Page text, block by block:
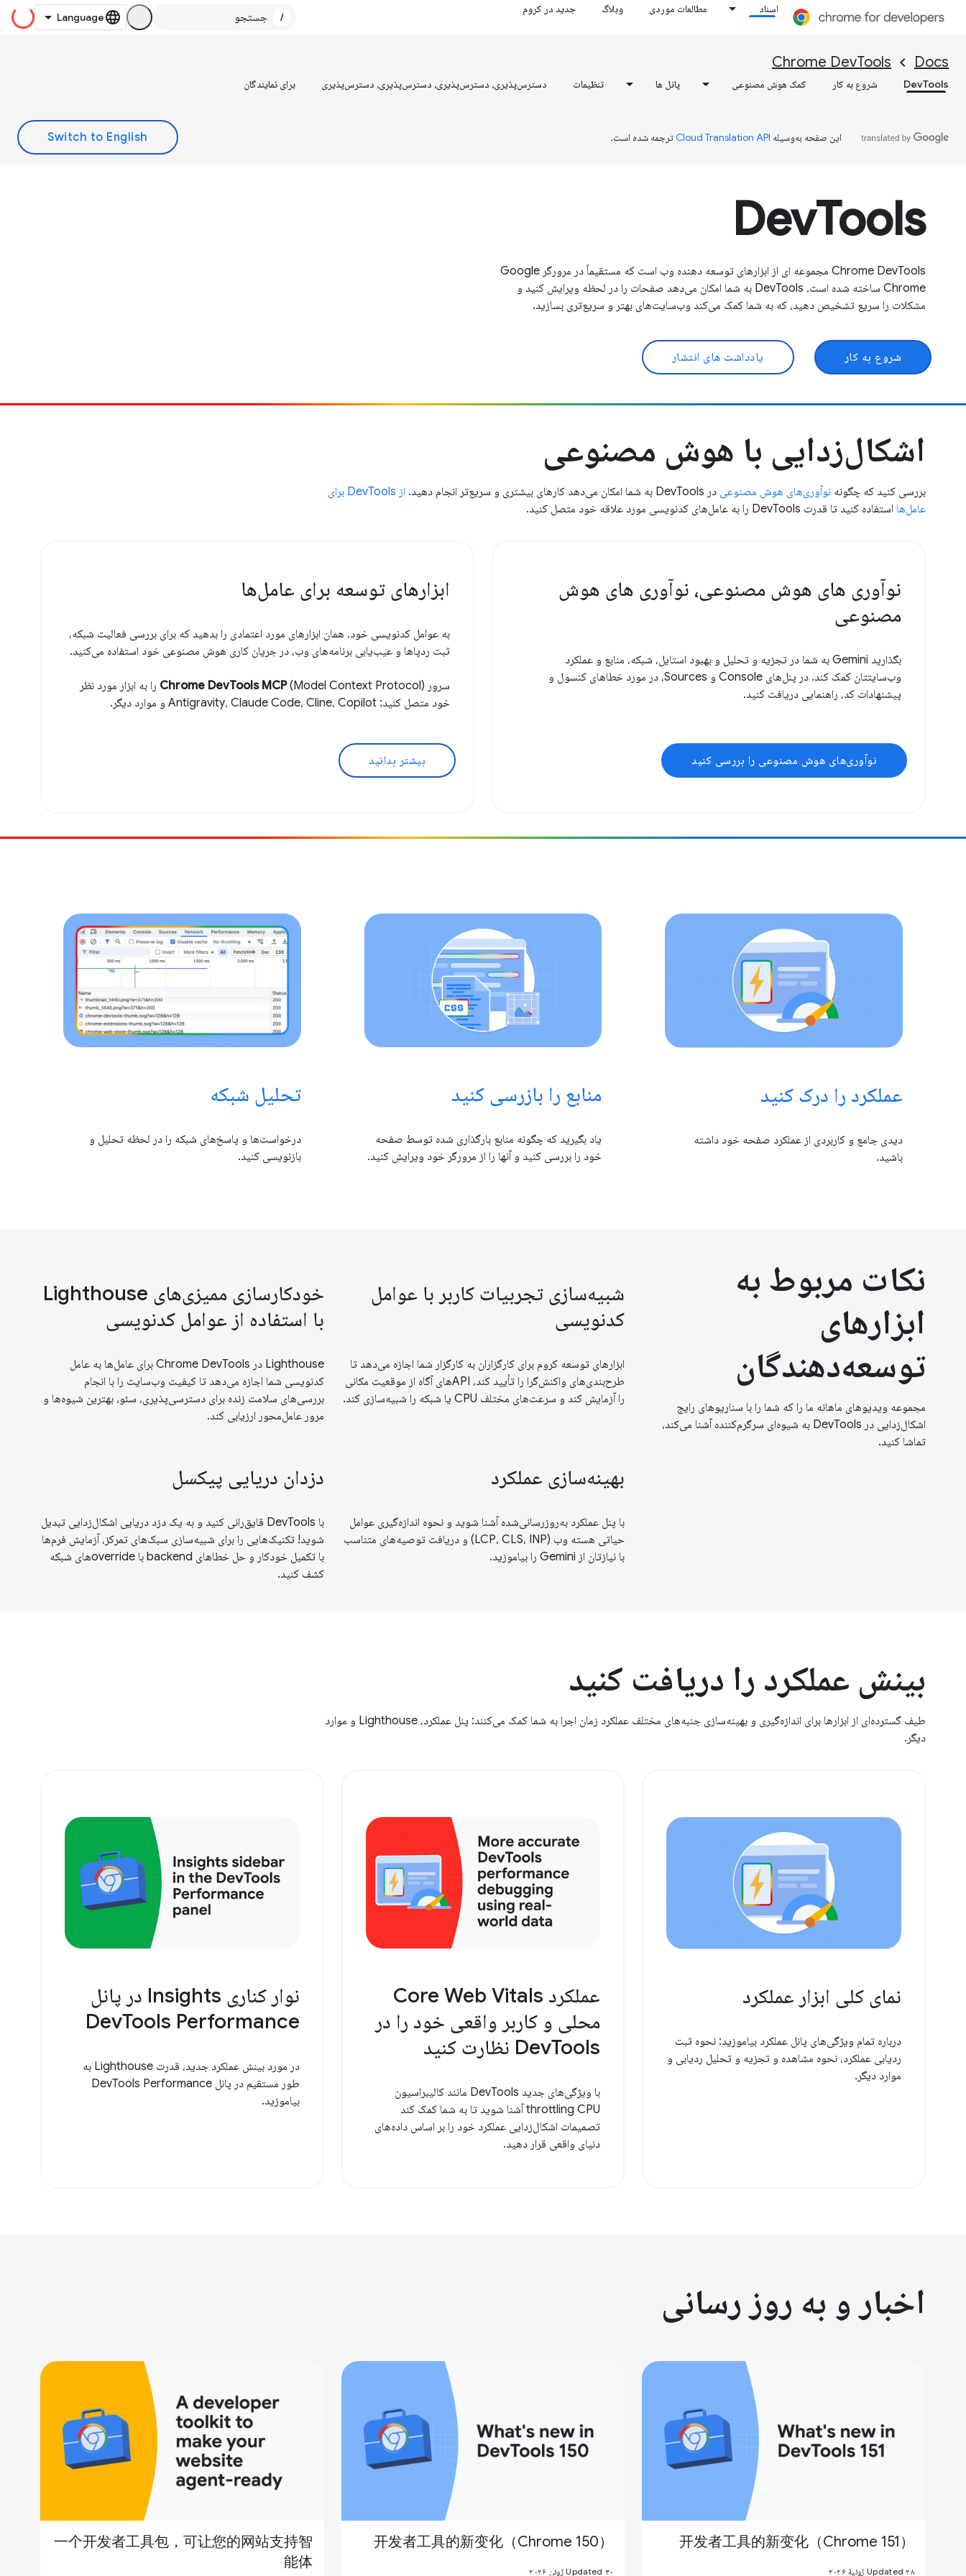
اسناد مطالعات موردی وبلاگ جدید در کروم
/
Docs
Chrome DevTools
DevTools شروع به کار کمک هوش مصنوعی پانل ها تنظیمات دسترس‌پذیری، دسترس‌پذیری، دسترس‌پذیری، دسترس‌پذیری برای نمایندگان
این صفحه به‌وسیله ترجمه شده است.
DevTools
Chrome DevTools مجموعه ای از ابزارهای توسعه دهنده وب است که مستقیماً در مرورگر Google
Chrome ساخته شده است. DevTools به شما امکان می‌دهد صفحات را در لحظه ویرایش کنید و
مشکلات را سریع تشخیص دهید، که به شما کمک می‌کند وب‌سایت‌های بهتر و سریع‌تری بسازید.
شروع به کار یادداشت های انتشار
اشکال‌زدایی با هوش مصنوعی
بررسی کنید که چگونه نوآوری‌های هوش مصنوعی در DevTools به شما امکان می‌دهد کارهای بیشتری و سریع‌تر انجام دهید.
از DevTools برای
عامل‌ها استفاده کنید تا قدرت DevTools را به عامل‌های کدنویسی مورد علاقه خود متصل کنید.
نوآوری های هوش مصنوعی، نوآوری های هوش
مصنوعی
بگذارید Gemini به شما در تجزیه و تحلیل و بهبود استایل، شبکه، منابع و عملکرد
وب‌سایتتان کمک کند. در پنل‌های Console و Sources، در مورد خطاهای کنسول و
پیشنهادات کد، راهنمایی دریافت کنید.
نوآوری‌های هوش مصنوعی را بررسی کنید
ابزارهای توسعه برای عامل‌ها
به عوامل کدنویسی خود، همان ابزارهای مورد اعتمادی را بدهید که برای بررسی فعالیت شبکه،
ثبت ردپاها و عیب‌یابی برنامه‌های وب، در جریان کاری هوش مصنوعی خود استفاده می‌کنید.
سرور Chrome DevTools MCP (Model Context Protocol) را به ابزار مورد نظر
خود متصل کنید: Antigravity، Claude Code، Cline، Copilot و موارد دیگر.
بیشتر بدانید
عملکرد را درک کنید
دیدی جامع و کاربردی از عملکرد صفحه خود داشته
باشید.
منابع را بازرسی کنید
یاد بگیرید که چگونه منابع بارگذاری شده توسط صفحه
خود را بررسی کنید و آنها را از مرورگر خود ویرایش کنید.
تحلیل شبکه
درخواست‌ها و پاسخ‌های شبکه را در لحظه تحلیل و
بازنویسی کنید.
نکات مربوط به
ابزارهای
توسعه‌دهندگان
مجموعه ویدیوهای ماهانه ما را که شما را با سناریوهای رایج
اشکال‌زدایی در DevTools به شیوه‌ای سرگرم‌کننده آشنا می‌کند،
تماشا کنید.
شبیه‌سازی تجربیات کاربر با عوامل
کدنویسی
ابزارهای توسعه کروم برای کارگزاران به کارگزار شما اجازه می‌دهد تا
طرح‌بندی‌های واکنش‌گرا را تأیید کند، APIهای آگاه از موقعیت مکانی
را آزمایش کند و سرعت‌های مختلف CPU یا شبکه را شبیه‌سازی کند.
خودکارسازی ممیزی‌های Lighthouse
با استفاده از عوامل کدنویسی
Lighthouse در Chrome DevTools برای عامل‌ها به عامل
کدنویسی شما اجازه می‌دهد تا کیفیت وب‌سایت را با انجام
بررسی‌های سلامت زنده برای دسترسی‌پذیری، سئو، بهترین شیوه‌ها و
مرور عامل‌محور ارزیابی کند.
بهینه‌سازی عملکرد
با پنل عملکرد به‌روزرسانی‌شده آشنا شوید و نحوه اندازه‌گیری عوامل
حیاتی هسته وب (LCP، CLS، INP) و دریافت توصیه‌های متناسب
با نیازتان از Gemini را بیاموزید.
دزدان دریایی پیکسل
با DevTools قایق‌رانی کنید و به یک دزد دریایی اشکال‌زدایی تبدیل
شوید! تکنیک‌هایی را برای شبیه‌سازی سبک‌های تمرکز، آزمایش فرم‌ها
با تکمیل خودکار و حل خطاهای backend با overrideهای شبکه
کشف کنید.
بینش عملکرد را دریافت کنید
طیف گسترده‌ای از ابزارها برای اندازه‌گیری و بهینه‌سازی جنبه‌های مختلف عملکرد زمان اجرا به شما کمک می‌کنند: پنل عملکرد، Lighthouse و موارد
دیگر.
نمای کلی ابزار عملکرد
درباره تمام ویژگی‌های پانل عملکرد بیاموزید: نحوه ثبت
ردیابی عملکرد، نحوه مشاهده و تجزیه و تحلیل ردیابی و
موارد دیگر.
عملکرد Core Web Vitals
محلی و کاربر واقعی خود را در
DevTools نظارت کنید
با ویژگی‌های جدید DevTools مانند کالیبراسیون
throttling CPU آشنا شوید تا به شما کمک کند
تصمیمات اشکال‌زدایی عملکرد خود را بر اساس داده‌های
دنیای واقعی قرار دهید.
نوار کناری Insights در پانل
DevTools Performance
در مورد بینش عملکرد جدید، قدرت Lighthouse به
طور مستقیم در پانل DevTools Performance
بیاموزید.
اخبار و به روز رسانی
开发者工具的新变化（Chrome 151）
Updated ۲۸ ژوئیهٔ ۲۰۲۶
开发者工具的新变化（Chrome 150）
Updated ۳۰ ژوئن ۲۰۲۶
一个开发者工具包，可让您的网站支持智
能体